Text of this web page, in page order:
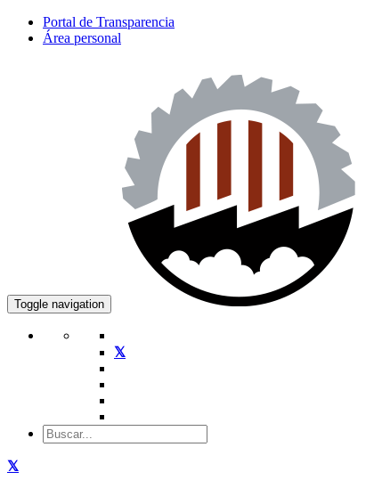
Portal de Transparencia
Área personal
Toggle navigation